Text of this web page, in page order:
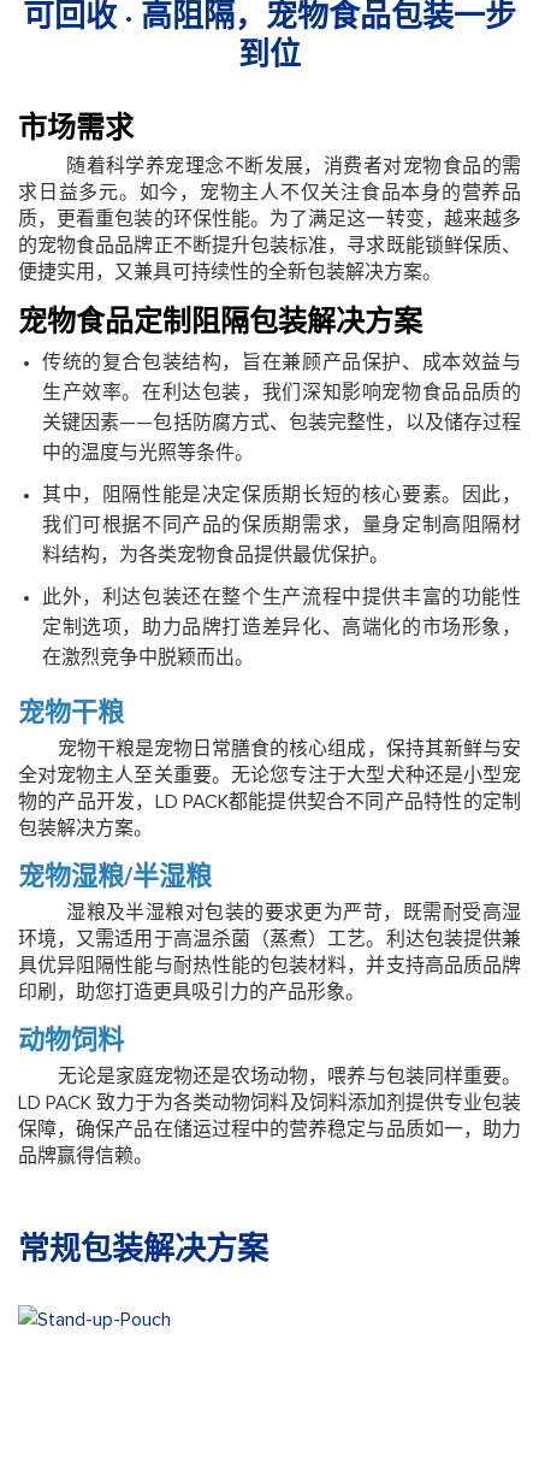
可回收 · 高阻隔，宠物食品包装一步
到位
市场需求
随着科学养宠理念不断发展，消费者对宠物食品的需
求日益多元。如今，宠物主人不仅关注食品本身的营养品
质，更看重包装的环保性能。为了满足这一转变，越来越多
的宠物食品品牌正不断提升包装标准，寻求既能锁鲜保质、
便捷实用，又兼具可持续性的全新包装解决方案。
宠物食品定制阻隔包装解决方案
传统的复合包装结构，旨在兼顾产品保护、成本效益与
生产效率。在利达包装，我们深知影响宠物食品品质的
关键因素——包括防腐方式、包装完整性，以及储存过程
中的温度与光照等条件。
其中，阻隔性能是决定保质期长短的核心要素。因此，
我们可根据不同产品的保质期需求，量身定制高阻隔材
料结构，为各类宠物食品提供最优保护。
此外，利达包装还在整个生产流程中提供丰富的功能性
定制选项，助力品牌打造差异化、高端化的市场形象，
在激烈竞争中脱颖而出。
宠物干粮
宠物干粮是宠物日常膳食的核心组成，保持其新鲜与安
全对宠物主人至关重要。无论您专注于大型犬种还是小型宠
物的产品开发，LD PACK都能提供契合不同产品特性的定制
包装解决方案。
宠物湿粮/半湿粮
湿粮及半湿粮对包装的要求更为严苛，既需耐受高湿
环境，又需适用于高温杀菌（蒸煮）工艺。利达包装提供兼
具优异阻隔性能与耐热性能的包装材料，并支持高品质品牌
印刷，助您打造更具吸引力的产品形象。
动物饲料
无论是家庭宠物还是农场动物，喂养与包装同样重要。
LD PACK 致力于为各类动物饲料及饲料添加剂提供专业包装
保障，确保产品在储运过程中的营养稳定与品质如一，助力
品牌赢得信赖。
常规包装解决方案